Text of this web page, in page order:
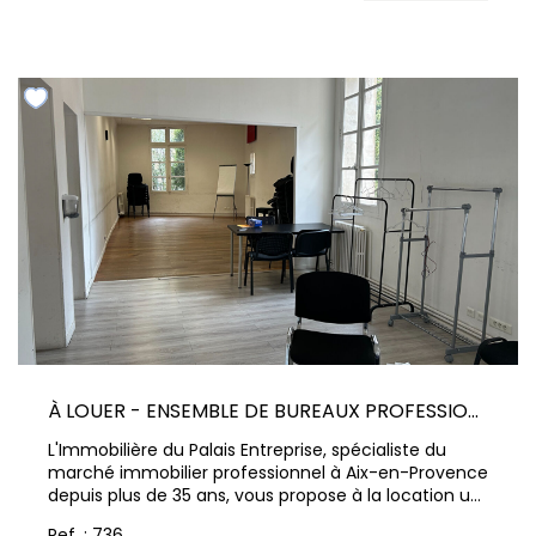
L'ensemble est vendu entièrement loué, avec des
L'immeuble ainsi que les appartements sont en bon
état général. Les logements proposent des
configurations fonctionnelles particulièrement
recherchées sur le secteur pour de la location
longue durée. Le logement situé en rez-de-
chaussée bénéficie également d'une terrasse
extérieure. Emplacement central, proche des
commerces, transports, écoles et commodités du
quotidien, tout en profitant d'un environnement
calme. Un investissement locatif clé en main, idéal
pour un investisseur souhaitant bénéficier de
revenus immédiats avec un immeuble déjà occupé.
Contactez nous pour plus d'informations et
organiser une visite.
À LOUER - ENSEMBLE DE BUREAUX PROFESSIONNELS AVEC ASCENSEUR ET CLIM - COURS MIRABEAU,
L'Immobilière du Palais Entreprise, spécialiste du
marché immobilier professionnel à Aix-en-Provence
depuis plus de 35 ans, vous propose à la location un